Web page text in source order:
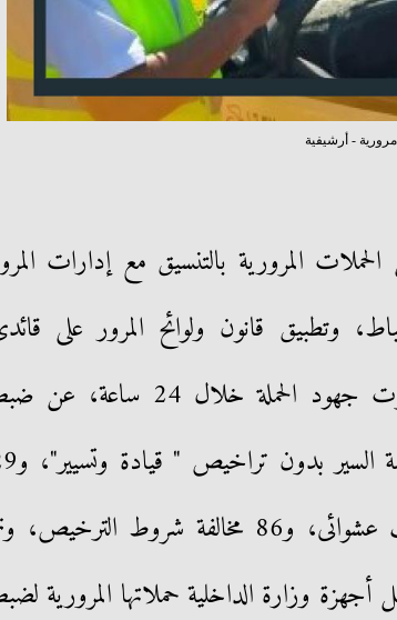
- أرشيفية
المرورية بالتنسيق مع إدارات
وتطبيق قانون ولوائح المرور على
السيارات وضبط المخالفين منهم. وأسفرت جهود الحملة خلال 24
1152 مخالفة تجاوز سرعة،
دراجة نارية مخالفة، و21 مخالفة موقف عشوائى، و86 مخالفة شروط
أجهزة وزارة الداخلية حملاتها المرورية
بث مباشر.. مباراة الزمالك وسيراميكا كليوباترا